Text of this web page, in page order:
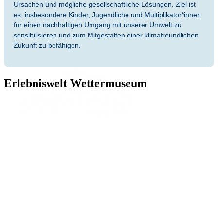
Ursachen und mögliche gesellschaftliche Lösungen. Ziel ist
es, insbesondere Kinder, Jugendliche und Multiplikator*innen
für einen nachhaltigen Umgang mit unserer Umwelt zu
sensibilisieren und zum Mitgestalten einer klimafreundlichen
Zukunft zu befähigen.
Erlebniswelt Wettermuseum